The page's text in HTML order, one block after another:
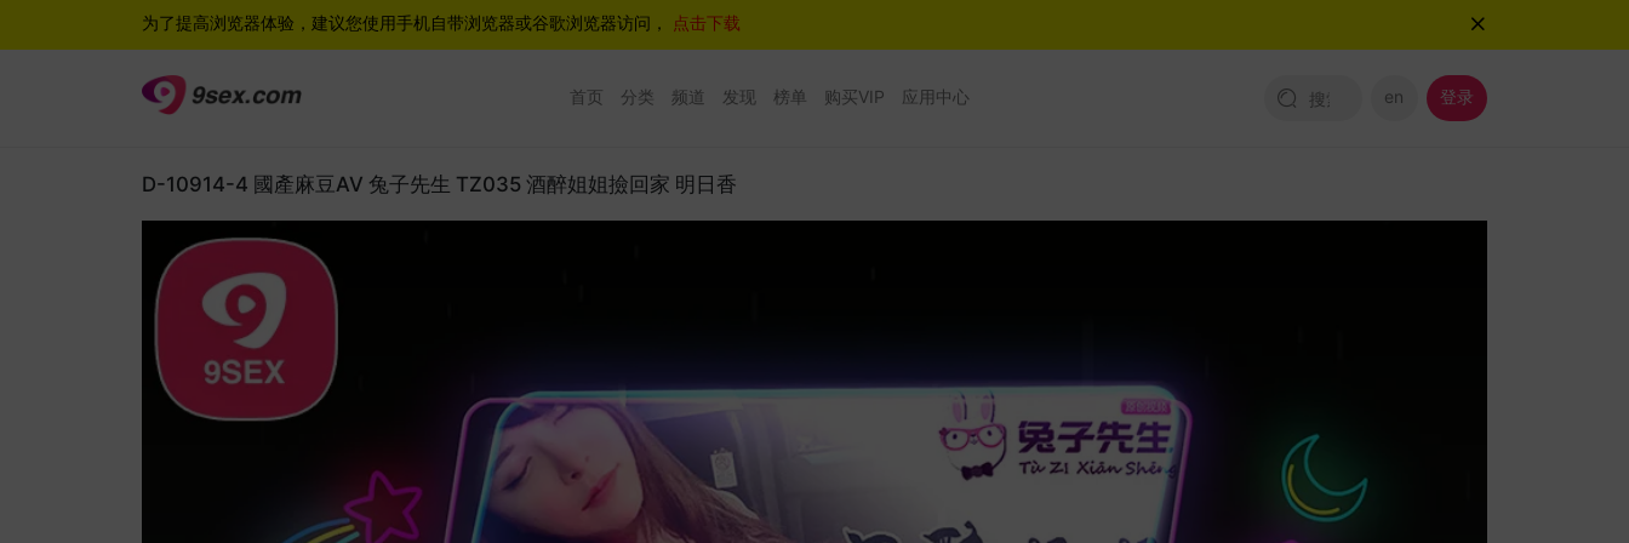
为了提高浏览器体验，建议您使用手机自带浏览器或谷歌浏览器访问， 点击下载
首页 分类 频道 发现 榜单 购买VIP 应用中心 en 登录
D-10914-4 國產麻豆AV 兔子先生 TZ035 酒醉姐姐撿回家 明日香